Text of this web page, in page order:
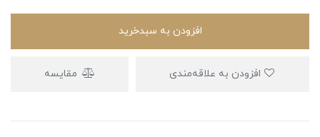
افزودن به سبدخرید
مقایسه